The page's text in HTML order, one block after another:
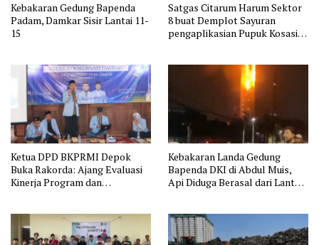
Kebakaran Gedung Bapenda
Padam, Damkar Sisir Lantai 11-
15
Satgas Citarum Harum Sektor
8 buat Demplot Sayuran
pengaplikasian Pupuk Kosasih
Ternak di Wilayah Binaan
Ketua DPD BKPRMI Depok
Buka Rakorda: Ajang Evaluasi
Kinerja Program dan
Kebakaran Landa Gedung
Bapenda DKI di Abdul Muis,
Api Diduga Berasal dari Lantai